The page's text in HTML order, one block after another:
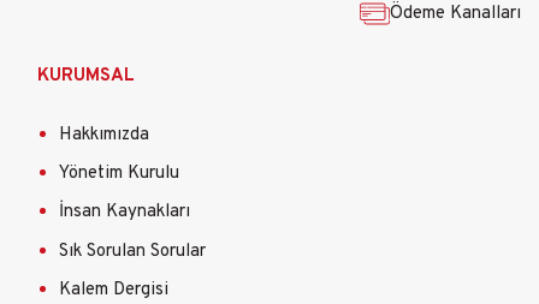
Ödeme Kanalları
KURUMSAL
Hakkımızda
Yönetim Kurulu
İnsan Kaynakları
Sık Sorulan Sorular
Kalem Dergisi